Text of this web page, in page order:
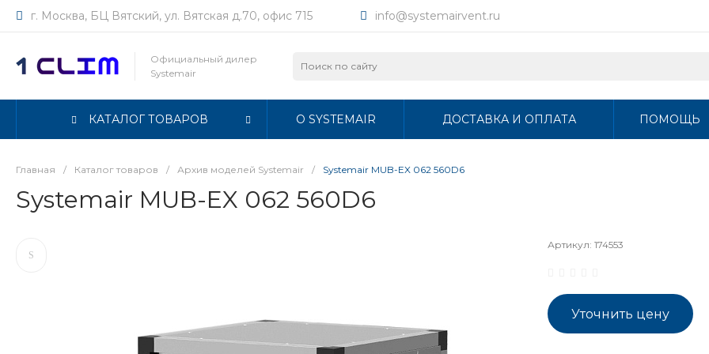
г. Москва, БЦ Вятский, ул. Вятская д.70, офис 715 info@systemairvent.ru
Официальный дилер
Systemair
КАТАЛОГ ТОВАРОВ О SYSTEMAIR ДОСТАВКА И ОПЛАТА ПОМОЩЬ
Главная / Каталог товаров / Архив моделей Systemair / Systemair MUB-EX 062 560D6
Systemair MUB-EX 062 560D6
Артикул: 174553
Уточнить цену